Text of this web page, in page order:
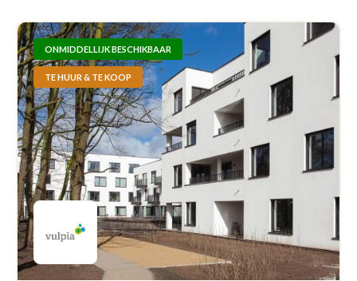
ONMIDDELLIJK BESCHIKBAAR
TE HUUR & TE KOOP